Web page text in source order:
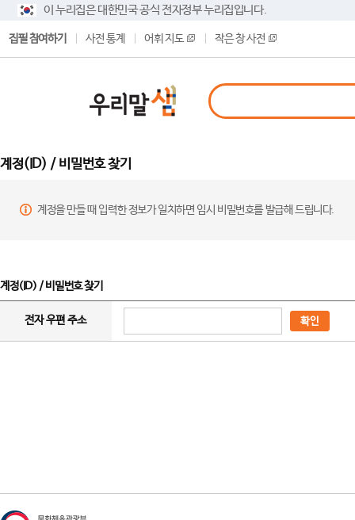
이 누리집은 대한민국 공식 전자정부 누리집입니다.
집필 참여하기 사전 통계 어휘 지도 작은 창 사전
계정(ID) / 비밀번호 찾기
계정을 만들 때 입력한 정보가 일치하면 임시 비밀번호를 발급해 드립니다.
계정(ID) / 비밀번호 찾기
전자 우편 주소 확인